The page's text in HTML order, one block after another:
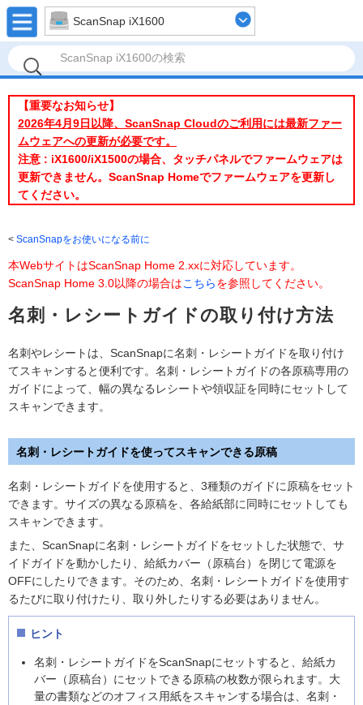
ScanSnap iX1600
【重要なお知らせ】
2026年4月9日以降、ScanSnap Cloudのご利用には最新ファー
ムウェアへの更新が必要です。
注意 : iX1600/iX1500の場合、タッチパネルでファームウェアは
更新できません。ScanSnap Homeでファームウェアを更新し
てください。
ScanSnapをお使いになる前に
本WebサイトはScanSnap Home 2.xxに対応しています。
ScanSnap Home 3.0以降の場合はこちらを参照してください。
名刺・レシートガイドの取り付け方法
名刺やレシートは、ScanSnapに名刺・レシートガイドを取り付け
てスキャンすると便利です。名刺・レシートガイドの各原稿専用の
ガイドによって、幅の異なるレシートや領収証を同時にセットして
スキャンできます。
名刺・レシートガイドを使ってスキャンできる原稿
名刺・レシートガイドを使用すると、3種類のガイドに原稿をセット
できます。サイズの異なる原稿を、各給紙部に同時にセットしても
スキャンできます。
また、ScanSnapに名刺・レシートガイドをセットした状態で、サ
イドガイドを動かしたり、給紙カバー（原稿台）を閉じて電源を
OFFにしたりできます。そのため、名刺・レシートガイドを使用す
るたびに取り付けたり、取り外したりする必要はありません。
ヒント
名刺・レシートガイドをScanSnapにセットすると、給紙カ
バー（原稿台）にセットできる原稿の枚数が限られます。大
量の書類などのオフィス用紙をスキャンする場合は、名刺・